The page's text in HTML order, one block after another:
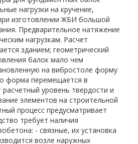
нагрузки на кручение,
изготовлении ЖБИ большой
Предварительное натяжение
нагрузкам. Расчет
зданием; геометрический
балок мало чем
на вибростоле форму
форма перемещается в
уровень твердости и
элементов на строительной
процесс предусматривает
требует наличия
- связные, их установка
возле наружных